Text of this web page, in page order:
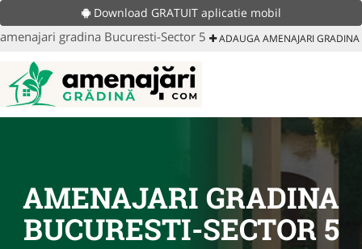
Download GRATUIT aplicatie mobil
amenajari gradina Bucuresti-Sector 5 ADAUGA AMENAJARI GRADINA
AMENAJARI GRADINA
BUCURESTI-SECTOR 5